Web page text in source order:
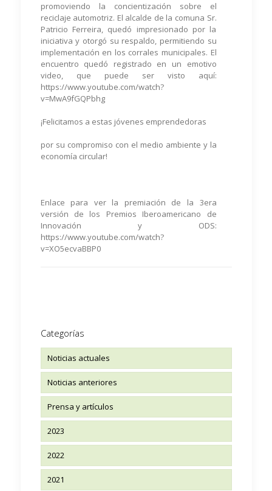
promoviendo la concientización sobre el
reciclaje automotriz. El alcalde de la comuna Sr.
Patricio Ferreira, quedó impresionado por la
iniciativa y otorgó su respaldo, permitiendo su
implementación en los corrales municipales. El
encuentro quedó registrado en un emotivo
video, que puede ser visto aquí:
https://www.youtube.com/watch?
v=MwA9fGQPbhg
¡Felicitamos a estas jóvenes emprendedoras
por su compromiso con el medio ambiente y la
economía circular!
Enlace para ver la premiación de la 3era
versión de los Premios Iberoamericano de
Innovación y ODS:
https://www.youtube.com/watch?
v=XO5ecvaBBP0
Categorías
Noticias actuales
Noticias anteriores
Prensa y artículos
2023
2022
2021